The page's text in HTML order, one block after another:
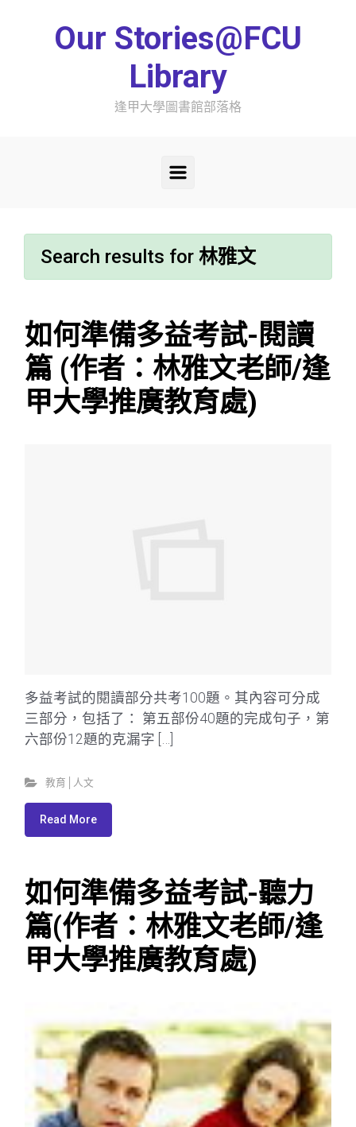
Our Stories@FCU
Library
逢甲大學圖書館部落格
Search results for 林雅文
如何準備多益考試-閱讀
篇 (作者：林雅文老師/逢
甲大學推廣教育處)
多益考試的閱讀部分共考100題。其內容可分成
三部分，包括了： 第五部份40題的完成句子，第
六部份12題的克漏字 […]
教育│人文
Read More
如何準備多益考試-聽力
篇(作者：林雅文老師/逢
甲大學推廣教育處)